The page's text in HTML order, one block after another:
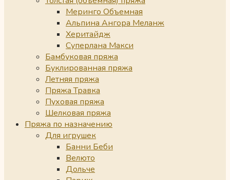
Меринго Объемная
Альпина Ангора Меланж
Херитайдж
Суперлана Макси
Бамбуковая пряжа
Буклированная пряжа
Летняя пряжа
Пряжа Травка
Пуховая пряжа
Шелковая пряжа
Пряжа по назначению
Для игрушек
Банни Беби
Велюто
Дольче